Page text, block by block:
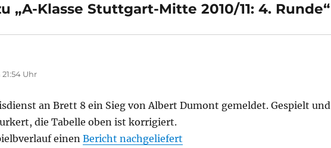
„A-Klasse Stuttgart-Mitte 2010/11: 4. Runde“
Uhr
an Brett 8 ein Sieg von Albert Dumont gemeldet. Gespielt und
die Tabelle oben ist korrigiert.
einen Bericht nachgeliefert